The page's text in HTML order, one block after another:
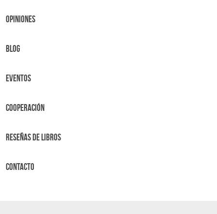
OPINIONES
BLOG
Eventos
Cooperación
Reseñas de libros
Contacto